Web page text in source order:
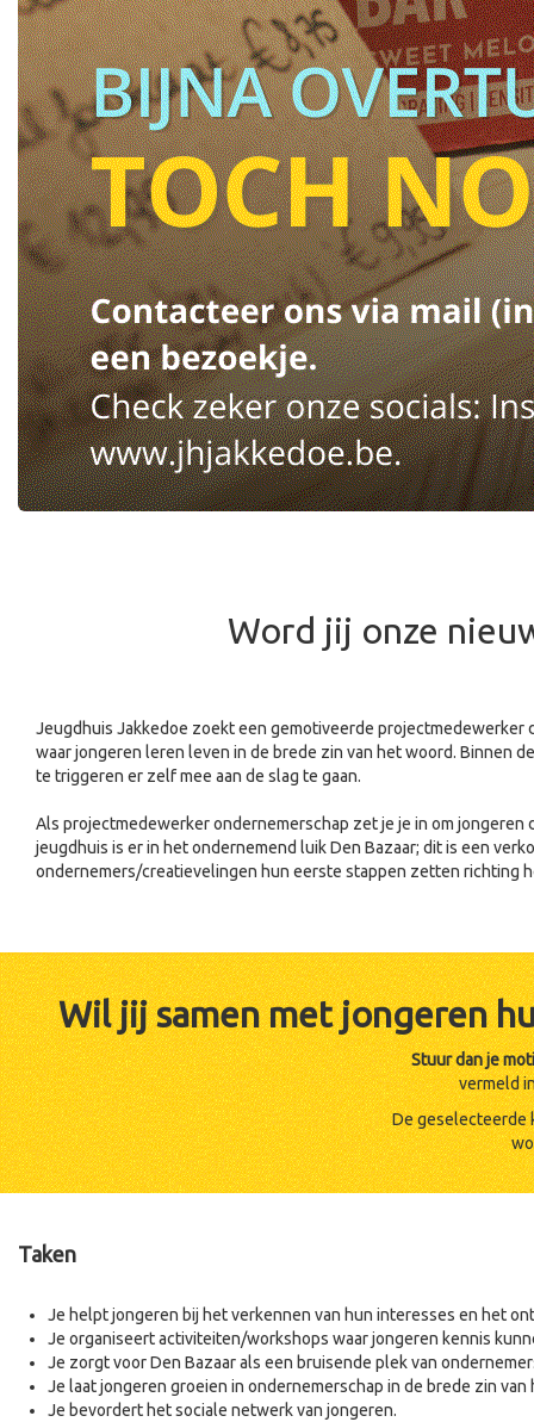
Word jij onze
Jeugdhuis Jakkedoe zoekt een gemotiveerde
waar jongeren leren leven in de brede zin van het woord. Binnen
te triggeren er zelf mee aan de slag te gaan.
Als projectmedewerker ondernemerschap zet je je in om
jeugdhuis is er in het ondernemend luik Den Bazaar; dit is een
ondernemers/creatievelingen hun eerste stappen zetten richting
Wil jij samen met jongeren
Stuur dan je
vermeld
De geselecteerde
Taken
Je helpt jongeren bij het verkennen van hun interesses en het
Je organiseert activiteiten/workshops waar jongeren kennis
Je zorgt voor Den Bazaar als een bruisende plek van
Je laat jongeren groeien in ondernemerschap in de brede zin van
Je bevordert het sociale netwerk van jongeren.